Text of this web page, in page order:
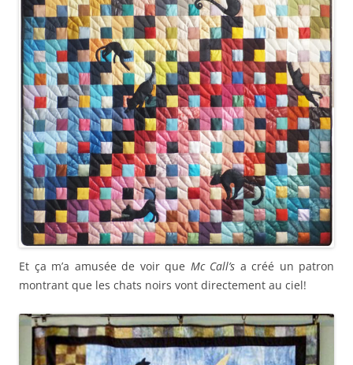
Et ça m’a amusée de voir que Mc Call’s a créé un patron
montrant que les chats noirs vont directement au ciel!